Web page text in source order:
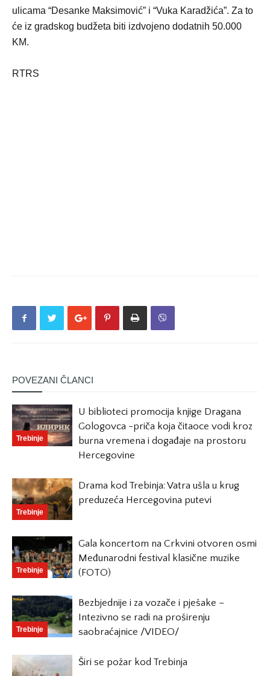
ulicama “Desanke Maksimović” i “Vuka Karadžića”. Za to
će iz gradskog budžeta biti izdvojeno dodatnih 50.000
KM.
RTRS
POVEZANI ČLANCI
Trebinje
U biblioteci promocija knjige Dragana
Gologovca -priča koja čitaoce vodi kroz
burna vremena i događaje na prostoru
Hercegovine
Trebinje
Drama kod Trebinja: Vatra ušla u krug
preduzeća Hercegovina putevi
Trebinje
Gala koncertom na Crkvini otvoren osmi
Međunarodni festival klasične muzike
(FOTO)
Trebinje
Bezbjednije i za vozače i pješake –
Intezivno se radi na proširenju
saobraćajnice /VIDEO/
Širi se požar kod Trebinja